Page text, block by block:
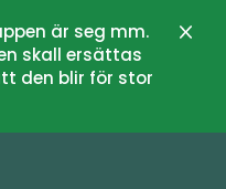
är seg mm.
skall ersättas
den blir för stor